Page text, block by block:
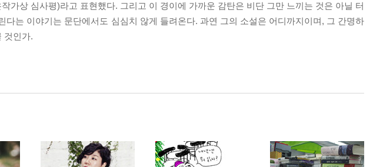
가상 심사평)라고 표현했다. 그리고 이 경이에 가까운 감탄은 비단 그만 느끼는 것은 아닐 터
다는 이야기는 문단에서도 심심치 않게 들려온다. 과연 그의 소설은 어디까지이며, 그 간명하
것인가.